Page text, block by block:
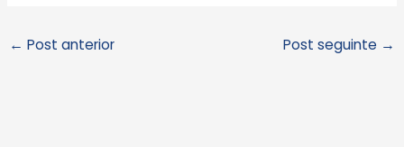
← Post anterior Post seguinte →